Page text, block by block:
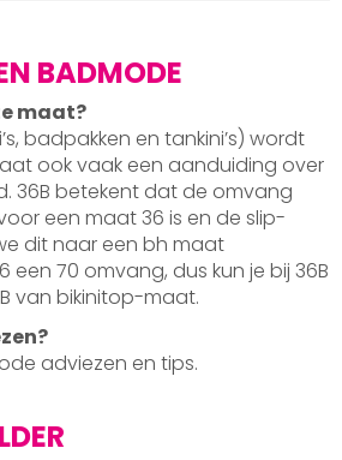
BADMODE
maat?
badpakken en tankini’s) wordt
ook vaak een aanduiding over
36B betekent dat de omvang
een maat 36 is en de slip-
dit naar een bh maat
een 70 omvang, dus kun je bij 36B
van bikinitop-maat.
adviezen en tips.